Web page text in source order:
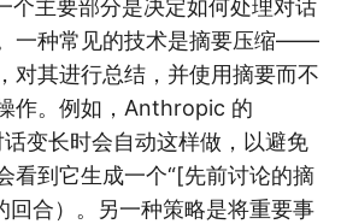
个主要部分是决定如何处理对话
一种常见的技术是摘要压缩——
对其进行总结，并使用摘要而不
作。例如，Anthropic 的
变长时会自动这样做，以避免
看到它生成一个“[先前讨论的摘
回合）。另一种策略是将重要事